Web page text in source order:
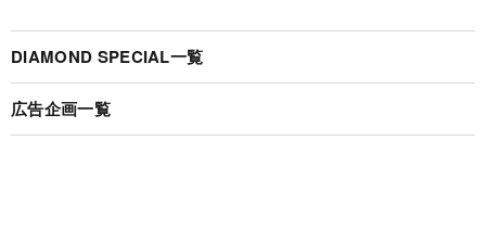
DIAMOND SPECIAL一覧
広告企画一覧